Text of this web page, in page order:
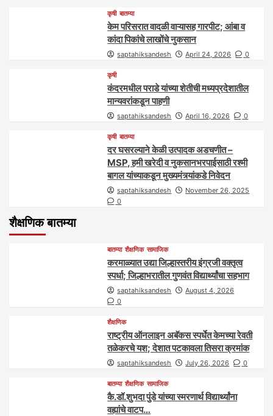
कृषी बातम्या
केम परिसरात वादळी वाऱ्यासह गारपीट; आंबा व
कांदा पिकांचे लाखोंचे नुकसान
saptahiksandesh April 24, 2026 0
कृषी
कंदरमधील पराडे यांच्या शेतीची मध्यप्रदेशातील
मान्यवरांकडून पाहणी
saptahiksandesh April 16, 2026 0
कृषी बातम्या
दर घसरल्याने केळी उत्पादक अडचणीत –
MSP, हमी खरेदी व नुकसानभरपाईसाठी रश्मी
बागल यांच्याकडून मुख्यमंत्र्यांकडे निवेदन
saptahiksandesh
November 26, 2025
0
शैक्षणिक बातम्या
बातम्या शैक्षणिक सामाजिक
करमाळ्यात उद्या जिल्हास्तरीय इंग्रजी वक्तृत्व
स्पर्धा; जिल्हाभरातील गुणवंत विद्यार्थ्यांचा सहभाग
saptahiksandesh
August 4, 2026
0
शैक्षणिक
राष्ट्रीय ऑनलाइन अबॅकस स्पर्धेत केमच्या रेवती
तळेकरचे यश; देशात पटकावला तिसरा क्रमांक
saptahiksandesh July 26, 2026 0
बातम्या शैक्षणिक सामाजिक
कै.डॉ.शुभदा पुंडे यांच्या स्मरणार्थ विद्यार्थ्यांना
वह्यांचे वाटप…